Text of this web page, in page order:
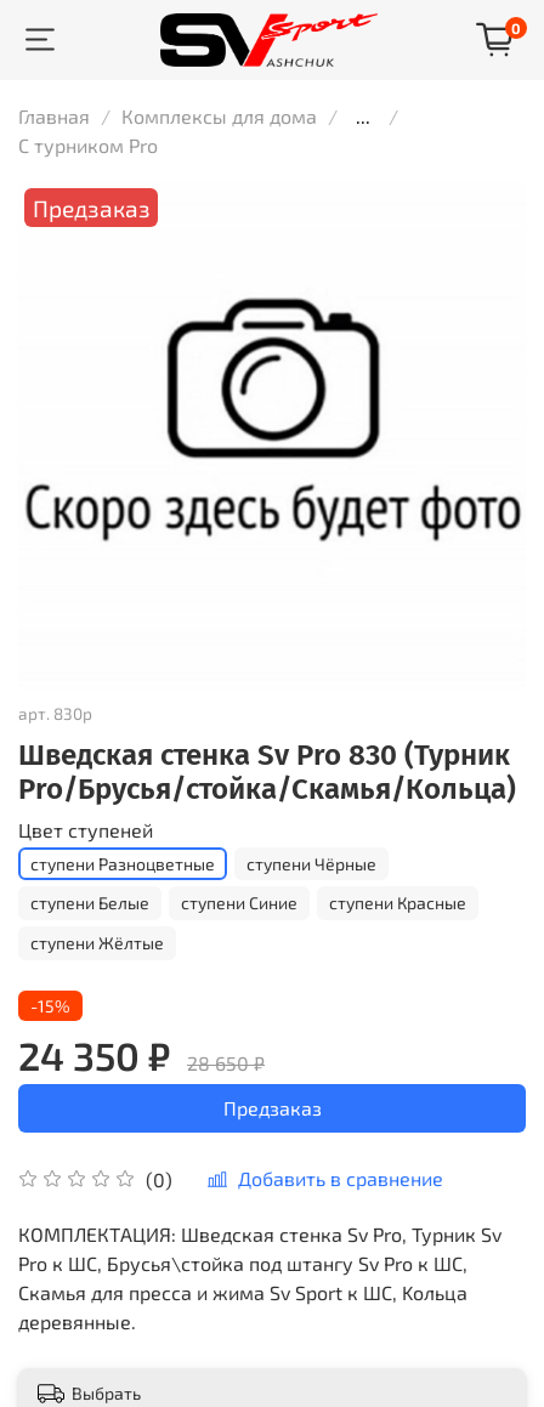
0
Главная Комплексы для дома
...
С турником Pro
Предзаказ
арт. 830р
Шведская стенка Sv Pro 830 (Турник
Pro/Брусья/стойка/Скамья/Кольца)
(0) Добавить в сравнение
Цвет ступеней
ступени Разноцветные
ступени Чёрные
ступени Белые
ступени Синие
ступени Красные
ступени Жёлтые
-15%
24 350 ₽
28 650 ₽
Предзаказ
КОМПЛЕКТАЦИЯ: Шведская стенка Sv Pro, Турник Sv
Pro к ШС, Брусья\стойка под штангу Sv Pro к ШС,
Скамья для пресса и жима Sv Sport к ШС, Kольца
деревянные.
Выбрать